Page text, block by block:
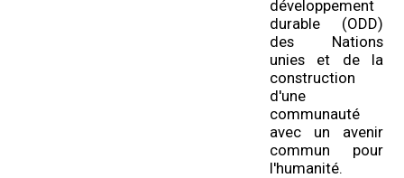
développement
durable (ODD)
des Nations
unies et de la
construction
d'une
communauté
avec un avenir
commun pour
l'humanité.